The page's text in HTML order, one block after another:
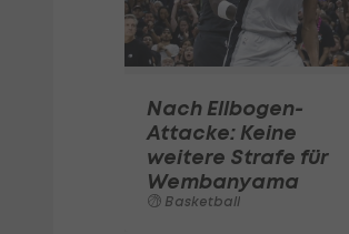
Nach Ellbogen-
Attacke: Keine
weitere Strafe für
Wembanyama
Basketball